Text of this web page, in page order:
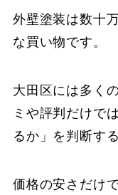
外壁塗装は数十
な買い物です。
大田区には多く
ミや評判だけで
るか」を判断す
価格の安さだけ